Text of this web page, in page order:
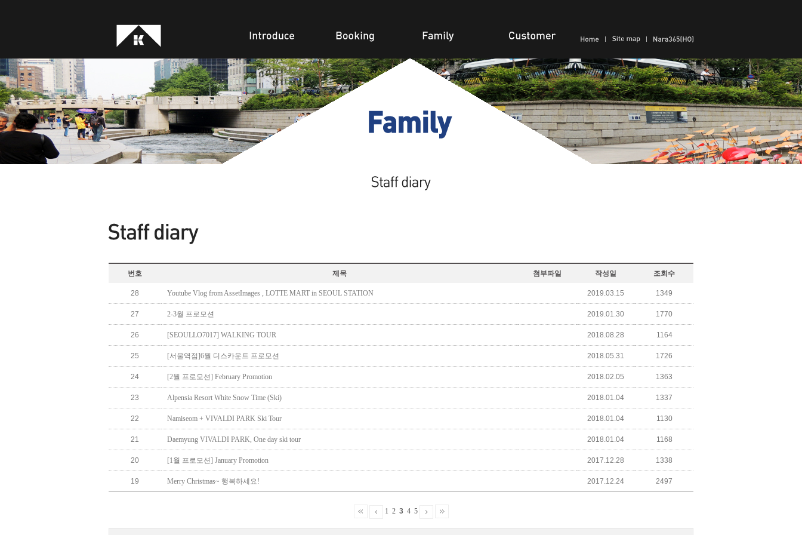
번호 제목 첨부파일 작성일 조회수
28 Youtube Vlog from AssetImages , LOTTE MART in SEOUL STATION 2019.03.15 1349
27 2-3월 프로모션 2019.01.30 1770
26 [SEOULLO7017] WALKING TOUR 2018.08.28 1164
25 [서울역점]6월 디스카운트 프로모션 2018.05.31 1726
24 [2월 프로모션] February Promotion 2018.02.05 1363
23 Alpensia Resort White Snow Time (Ski) 2018.01.04 1337
22 Namiseom + VIVALDI PARK Ski Tour 2018.01.04 1130
21 Daemyung VIVALDI PARK, One day ski tour 2018.01.04 1168
20 [1월 프로모션] January Promotion 2017.12.28 1338
19 Merry Christmas~ 행복하세요! 2017.12.24 2497
1 2 3 4 5